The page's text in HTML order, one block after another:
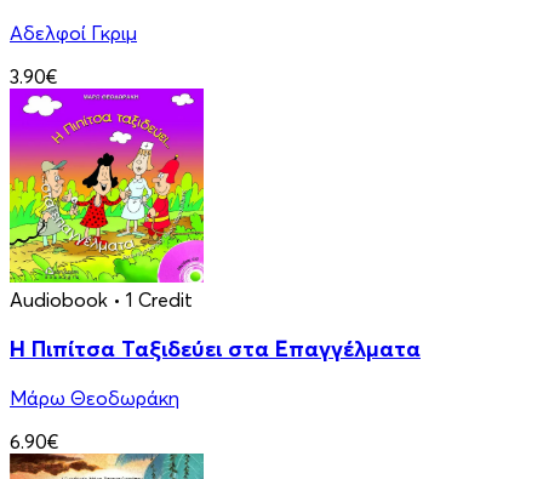
Αδελφοί Γκριμ
3.90€
Audiobook • 1 Credit
Η Πιπίτσα Ταξιδεύει στα Επαγγέλματα
Μάρω Θεοδωράκη
6.90€